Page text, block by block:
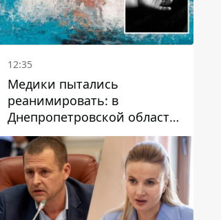
12:35
Медики пытались
реанимировать: в
Днепропетровской области
двухлетний мальчик утонул
в бассейне